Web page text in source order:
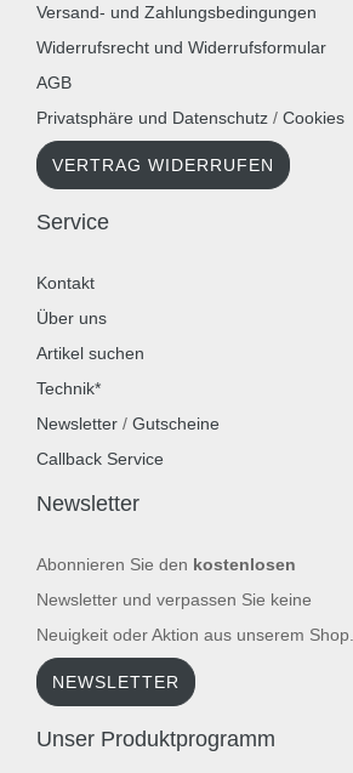
Versand- und Zahlungsbedingungen
Widerrufsrecht und Widerrufsformular
AGB
Privatsphäre und Datenschutz / Cookies
VERTRAG WIDERRUFEN
Service
Kontakt
Über uns
Artikel suchen
Technik*
Newsletter / Gutscheine
Callback Service
Newsletter
Abonnieren Sie den kostenlosen
Newsletter und verpassen Sie keine
Neuigkeit oder Aktion aus unserem Shop.
NEWSLETTER
Unser Produktprogramm